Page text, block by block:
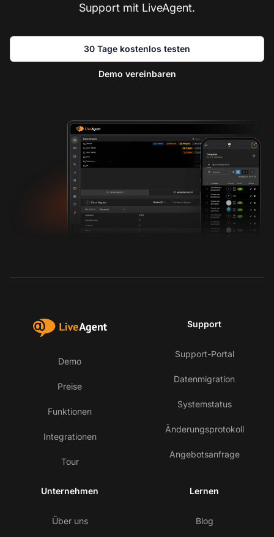
Support mit LiveAgent.
30 Tage kostenlos testen
Demo vereinbaren
Demo
Preise
Funktionen
Integrationen
Tour
Support
Support-Portal
Datenmigration
Systemstatus
Änderungsprotokoll
Angebotsanfrage
Unternehmen
Über uns
Lernen
Blog